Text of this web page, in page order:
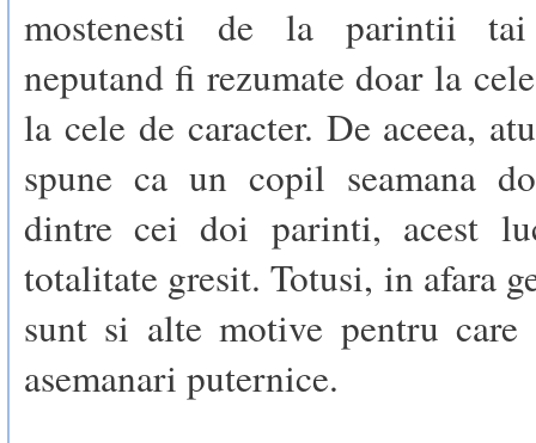
mostenesti de la parintii
neputand fi rezumate doar la
la cele de caracter. De aceea,
spune ca un copil seamana
dintre cei doi parinti, acest
totalitate gresit. Totusi, in afara
sunt si alte motive pentru care
asemanari puternice.